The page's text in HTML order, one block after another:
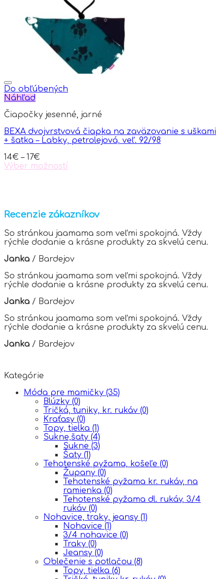
Do obľúbených
Náhľad
Čiapočky jesenné, jarné
BEXA dvojvrstvová čiapka na zaväzovanie s uškami
+ šatka – Labky, petrolejová, veľ. 92/98
14€ – 17€
Výber možností
variants.
The
options
may
be
chosen
on
the
product
page
Recenzie zákazníkov
So stránkou jaamama som veľmi spokojná. Vždy
rýchle dodanie a krásne produkty za skvelú cenu.
Janka / Bardejov
So stránkou jaamama som veľmi spokojná. Vždy
rýchle dodanie a krásne produkty za skvelú cenu.
Janka / Bardejov
So stránkou jaamama som veľmi spokojná. Vždy
rýchle dodanie a krásne produkty za skvelú cenu.
Janka / Bardejov
Kategórie
Móda pre mamičky (35)
Blúzky (0)
Tričká, tuniky, kr. rukáv (0)
Kraťasy (0)
Topy, tielka (1)
Sukne,šaty (4)
Sukne (3)
Šaty (1)
Tehotenské pyžama, košeľe (0)
Župany (0)
Tehotenské pyžama kr. rukáv, na
ramienka (0)
Tehotenské pyžama dl. rukáv, 3/4
rukáv (0)
Nohavice, traky, jeansy (1)
Nohavice (1)
3/4 nohavice (0)
Traky (0)
Jeansy (0)
Oblečenie s potlačou (8)
Topy, tielka (6)